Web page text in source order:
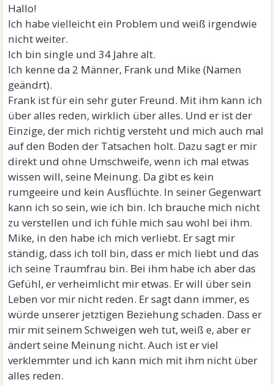
Hallo!
Ich habe vielleicht ein Problem und weiß irgendwie
nicht weiter.
Ich bin single und 34 Jahre alt.
Ich kenne da 2 Männer, Frank und Mike (Namen
geändrt).
Frank ist für ein sehr guter Freund. Mit ihm kann ich
über alles reden, wirklich über alles. Und er ist der
Einzige, der mich richtig versteht und mich auch mal
auf den Boden der Tatsachen holt. Dazu sagt er mir
direkt und ohne Umschweife, wenn ich mal etwas
wissen will, seine Meinung. Da gibt es kein
rumgeeire und kein Ausflüchte. In seiner Gegenwart
kann ich so sein, wie ich bin. Ich brauche mich nicht
zu verstellen und ich fühle mich sau wohl bei ihm.
Mike, in den habe ich mich verliebt. Er sagt mir
ständig, dass ich toll bin, dass er mich liebt und das
ich seine Traumfrau bin. Bei ihm habe ich aber das
Gefühl, er verheimlicht mir etwas. Er will über sein
Leben vor mir nicht reden. Er sagt dann immer, es
würde unserer jetztigen Beziehung schaden. Dass er
mir mit seinem Schweigen weh tut, weiß e, aber er
ändert seine Meinung nicht. Auch ist er viel
verklemmter und ich kann mich mit ihm nicht über
alles reden.